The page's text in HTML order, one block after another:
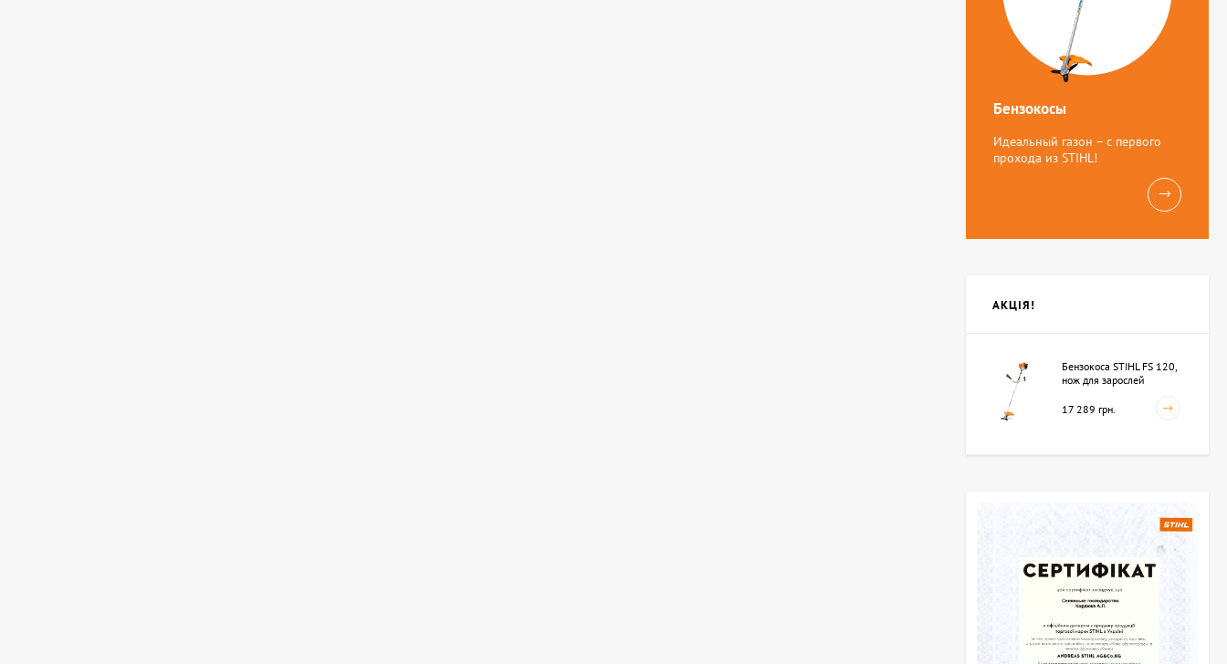
Бензокосы
Идеальный газон – с первого
прохода из STIHL!
АКЦІЯ!
Бензокоса STIHL FS 120,
нож для зарослей
17 289 грн.